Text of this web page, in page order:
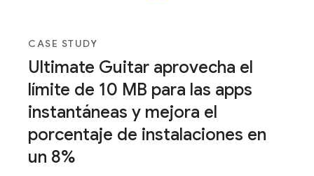
CASE STUDY
Ultimate Guitar aprovecha el
límite de 10 MB para las apps
instantáneas y mejora el
porcentaje de instalaciones en
un 8%